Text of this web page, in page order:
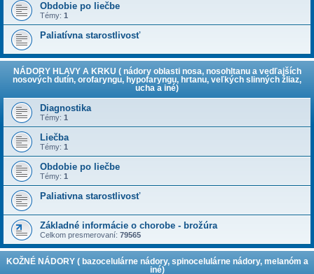
Obdobie po liečbe
Témy: 1
Paliatívna starostlivosť
NÁDORY HLAVY A KRKU ( nádory oblasti nosa, nosohltanu a vedľajších
nosových dutín, orofaryngu, hypofaryngu, hrtanu, veľkých slinných žliaz,
ucha a iné)
Diagnostika
Témy: 1
Liečba
Témy: 1
Obdobie po liečbe
Témy: 1
Paliativna starostlivosť
Základné informácie o chorobe - brožúra
Celkom presmerovaní: 79565
KOŽNÉ NÁDORY ( bazocelulárne nádory, spinocelulárne nádory, melanóm a
iné)